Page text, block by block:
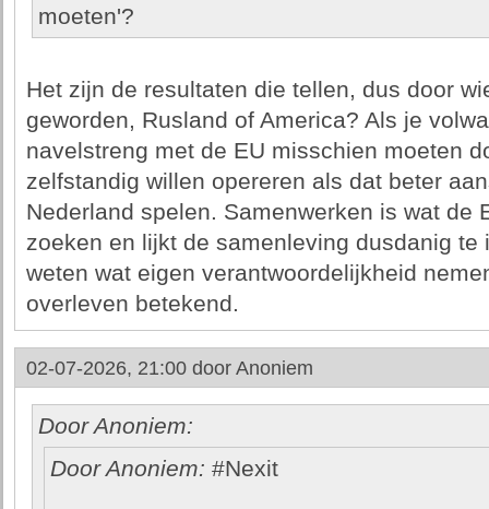
moeten'?
Het zijn de resultaten die tellen, dus door
geworden, Rusland of America? Als je
navelstreng met de EU misschien moeten
zelfstandig willen opereren als dat beter
Nederland spelen. Samenwerken is wat de
zoeken en lijkt de samenleving dusdanig te
weten wat eigen verantwoordelijkheid
overleven betekend.
02-07-2026, 21:00 door Anoniem
Door Anoniem:
Door Anoniem: #Nexit